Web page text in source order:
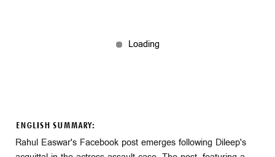
ENGLISH SUMMARY:
Rahul Easwar's Facebook post emerges following Dileep's